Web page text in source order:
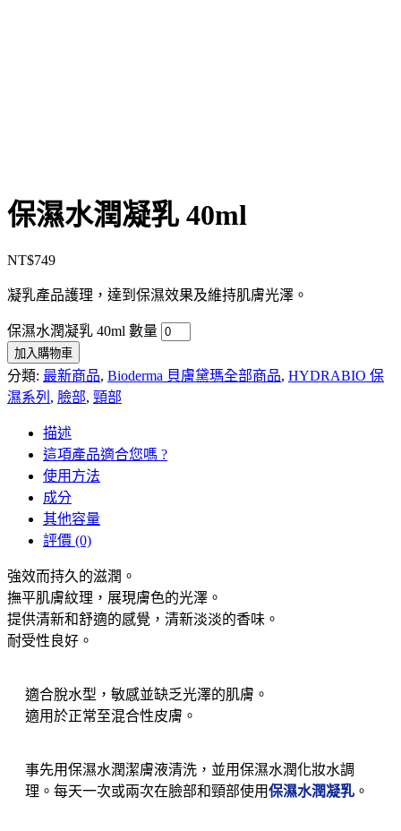
保濕水潤凝乳 40ml
NT$749
凝乳產品護理，達到保濕效果及維持肌膚光澤。
保濕水潤凝乳 40ml 數量
加入購物車
分類: 最新商品, Bioderma 貝膚黛瑪全部商品, HYDRABIO 保
濕系列 , 臉部, 頸部
描述
這項產品適合您嗎 ?
使用方法
成分
其他容量
評價 (0)
強效而持久的滋潤。
撫平肌膚紋理，展現膚色的光澤。
提供清新和舒適的感覺，清新淡淡的香味。
耐受性良好。
適合脫水型，敏感並缺乏光澤的肌膚。
適用於正常至混合性皮膚。
事先用保濕水潤潔膚液清洗，並用保濕水潤化妝水調
理。每天一次或兩次在臉部和頸部使用保濕水潤凝乳 。